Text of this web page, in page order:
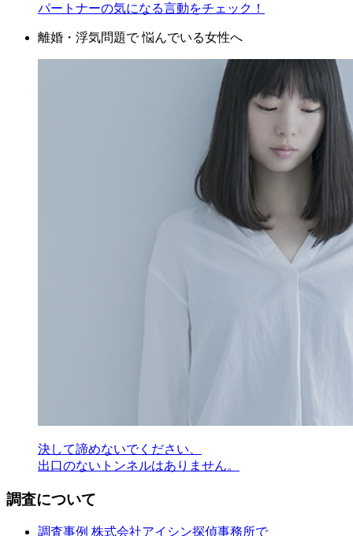
パートナーの気になる言動をチェック！
離婚・浮気問題で悩んでいる女性へ
決して諦めないでください、
出口のないトンネルはありません。
調査について
調査事例 株式会社アイシン探偵事務所で